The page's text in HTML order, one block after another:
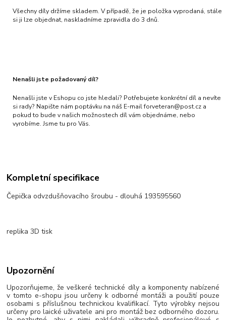
Všechny díly držíme skladem. V případě, že je položka vyprodaná, stále
si ji lze objednat, naskladníme zpravidla do 3 dnů.
Nenašli jste požadovaný díl?
Nenašli jste v Eshopu co jste hledali? Potřebujete konkrétní díl a nevíte
si rady? Napište nám poptávku na náš E-mail forveteran@post.cz a
pokud to bude v našich možnostech díl vám objednáme, nebo
vyrobíme. Jsme tu pro Vás.
Kompletní specifikace
Čepička odvzdušňovacího šroubu - dlouhá 193595560
replika 3D tisk
Upozornění
Upozorňujeme, že veškeré technické díly a komponenty nabízené
v tomto e-shopu jsou určeny k odborné montáži a použití pouze
osobami s příslušnou technickou kvalifikací. Tyto výrobky nejsou
určeny pro laické uživatele ani pro montáž bez odborného dozoru.